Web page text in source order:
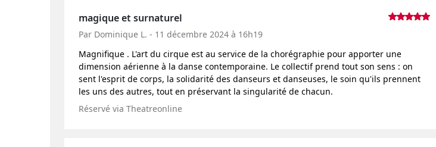
magique et surnaturel
Par Dominique L. - 11 décembre 2024 à 16h19
Magnifique . L'art du cirque est au service de la chorégraphie pour apporter une
dimension aérienne à la danse contemporaine. Le collectif prend tout son sens : on
sent l'esprit de corps, la solidarité des danseurs et danseuses, le soin qu'ils prennent
les uns des autres, tout en préservant la singularité de chacun.
Réservé via Theatreonline